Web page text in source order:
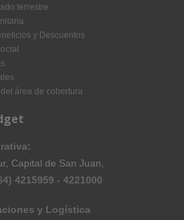
terrestre
y Descuentos
área de cobertura
Capital de San Juan,
4215959 - 4221000
y Logística